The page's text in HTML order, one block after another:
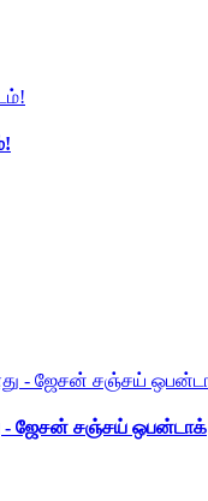
- ஜேசன் சஞ்சய் ஒபன்டாக்